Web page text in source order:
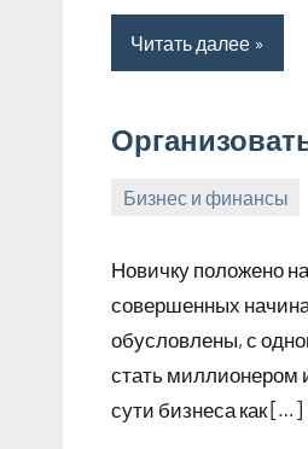
Читать далее
Бизнес и финансы
stroyotdelde
Новичку положено
совершенных
обусловлены, с
стать миллионером
сути бизнеса как […]